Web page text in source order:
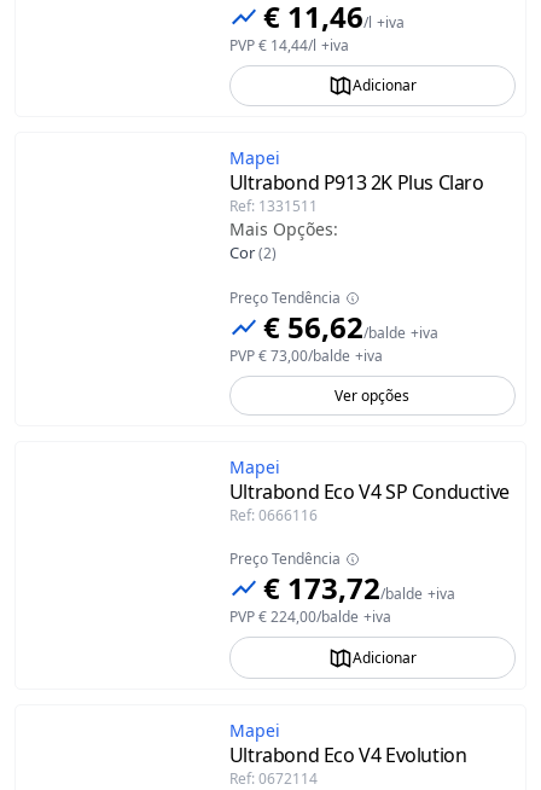
€ 11,46/l +iva
PVP€ 14,44/l +iva
Adicionar
Mapei
Ultrabond P913 2K Plus Claro
Ref: 1331511
Mais Opções:
Cor(2)
Preço Tendência
€ 56,62/balde +iva
PVP€ 73,00/balde +iva
Ver opções
Mapei
Ultrabond Eco V4 SP Conductive
Ref: 0666116
Preço Tendência
€ 173,72/balde +iva
PVP€ 224,00/balde +iva
Adicionar
Mapei
Ultrabond Eco V4 Evolution
Ref: 0672114